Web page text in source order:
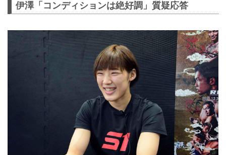
伊澤「コンディションは絶好調」質疑応答